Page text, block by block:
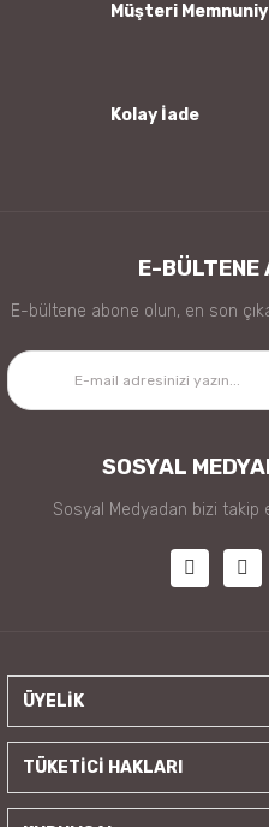
Müşteri
Kolay İade
E-BÜLTENE
E-bültene abone olun, en son
SOSYAL
Sosyal Medyadan bizi takip
ÜYELİK
TÜKETİCİ HAKLARI